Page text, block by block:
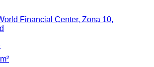
Financial Center, Zona 10,
m²